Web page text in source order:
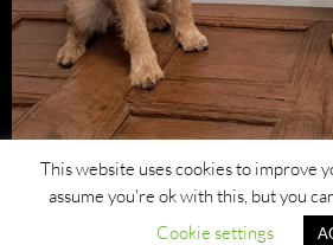
This website uses cookies to improve
assume you're ok with this, but you
Cookie settings